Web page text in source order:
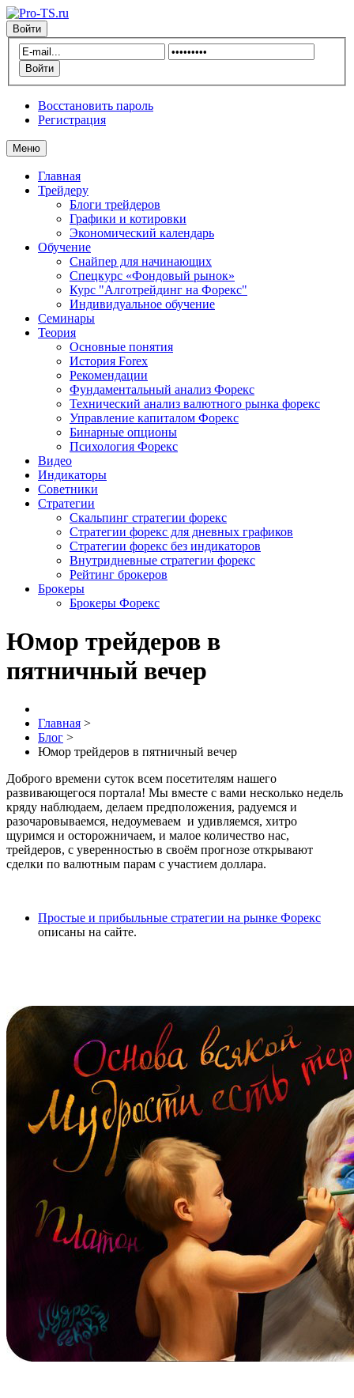
Войти
Восстановить пароль
Регистрация
Меню
Главная
Трейдеру
Блоги трейдеров
Графики и котировки
Экономический календарь
Обучение
Снайпер для начинающих
Спецкурс «Фондовый рынок»
Курс "Алготрейдинг на Форекс"
Индивидуальное обучение
Семинары
Теория
Основные понятия
История Forex
Рекомендации
Фундаментальный анализ Форекс
Технический анализ валютного рынка форекс
Управление капиталом Форекс
Бинарные опционы
Психология Форекс
Видео
Индикаторы
Советники
Стратегии
Скальпинг стратегии форекс
Стратегии форекс для дневных графиков
Стратегии форекс без индикаторов
Внутридневные стратегии форекс
Рейтинг брокеров
Брокеры
Брокеры Форекс
Юмор трейдеров в
пятничный вечер
Главная >
Блог >
Юмор трейдеров в пятничный вечер
Доброго времени суток всем посетителям нашего
развивающегося портала! Мы вместе с вами несколько недель
кряду наблюдаем, делаем предположения, радуемся и
разочаровываемся, недоумеваем и удивляемся, хитро
щуримся и осторожничаем, и малое количество нас,
трейдеров, с уверенностью в своём прогнозе открывают
сделки по валютным парам с участием доллара.
Простые и прибыльные стратегии на рынке Форекс
описаны на сайте.